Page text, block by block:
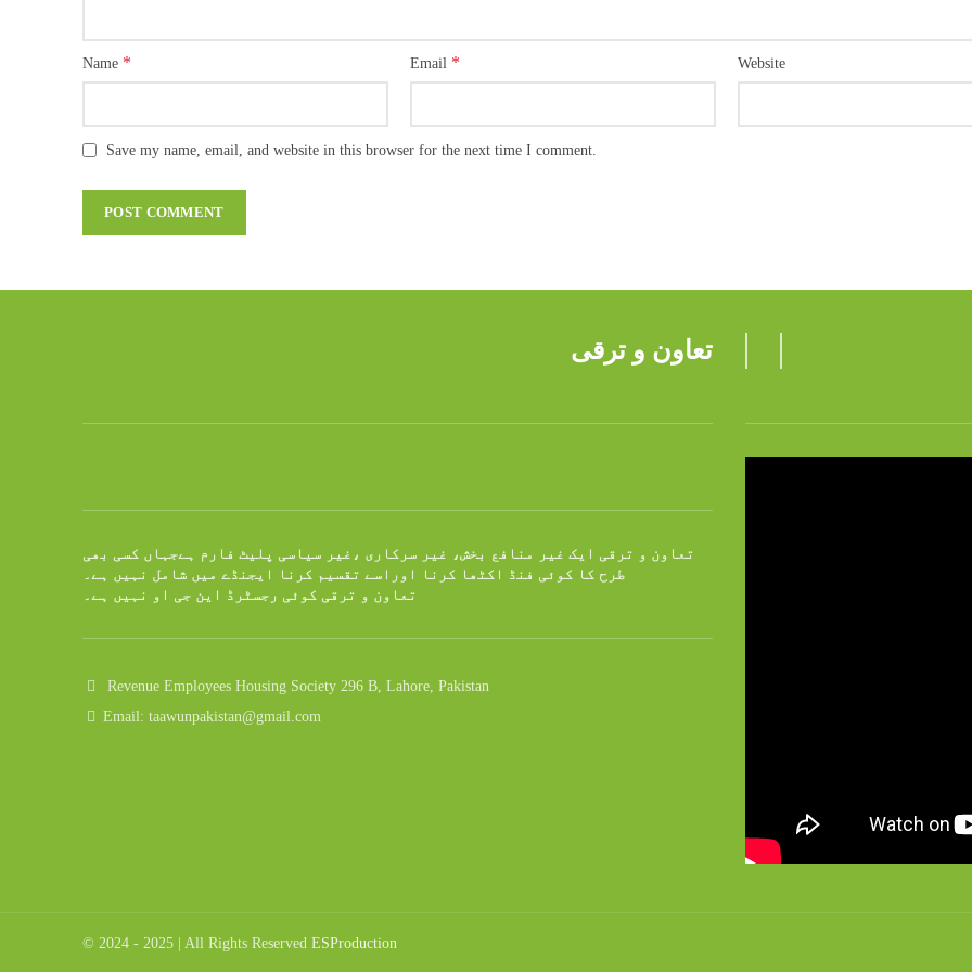
Name * Email * Website
Save my name, email, and website in this browser for the next time I comment.
تعاون و ترقی
تعاون و ترقی ایک غیر منافع بخش، غیر سرکاری ،غیر سیاسی پلیٹ فارم ہےجہاں کسی بھی
طرح کا کوئی فنڈ اکٹھا کرنا اوراسے تقسیم کرنا ایجنڈے میں شامل نہیں ہے۔
تعاون و ترقی کوئی رجسٹرڈ این جی او نہیں ہے۔
Revenue Employees Housing Society 296 B, Lahore, Pakistan
Email: taawunpakistan@gmail.com
© 2024 - 2025 | All Rights Reserved ESProduction